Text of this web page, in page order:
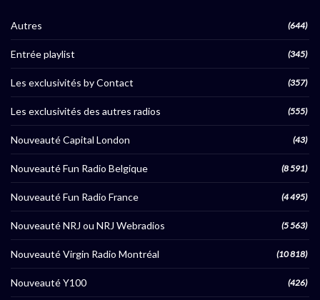
Autres (644)
Entrée playlist (345)
Les exclusivités by Contact (357)
Les exclusivités des autres radios (555)
Nouveauté Capital London (43)
Nouveauté Fun Radio Belgique (8 591)
Nouveauté Fun Radio France (4 495)
Nouveauté NRJ ou NRJ Webradios (5 563)
Nouveauté Virgin Radio Montréal (10 818)
Nouveauté Y100 (426)